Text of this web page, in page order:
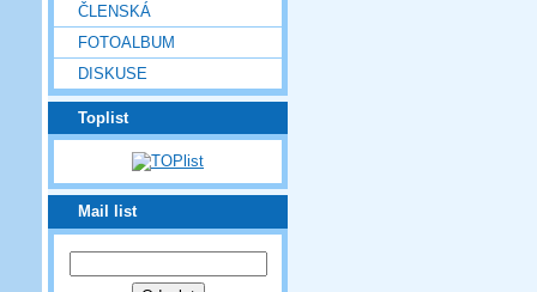
ČLENSKÁ
FOTOALBUM
DISKUSE
Toplist
Mail list